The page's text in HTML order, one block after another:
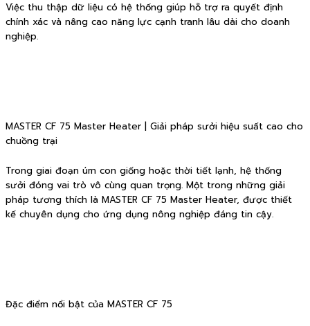
Việc thu thập dữ liệu có hệ thống giúp hỗ trợ ra quyết định
chính xác và nâng cao năng lực cạnh tranh lâu dài cho doanh
nghiệp.
MASTER CF 75 Master Heater | Giải pháp sưởi hiệu suất cao cho
chuồng trại
Trong giai đoạn úm con giống hoặc thời tiết lạnh, hệ thống
sưởi đóng vai trò vô cùng quan trọng. Một trong những giải
pháp tương thích là MASTER CF 75 Master Heater, được thiết
kế chuyên dụng cho ứng dụng nông nghiệp đáng tin cậy.
Đặc điểm nổi bật của MASTER CF 75